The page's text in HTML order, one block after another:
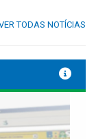
TODAS NOTÍCIAS